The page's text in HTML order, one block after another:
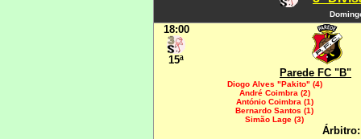
18:00
15ª
Parede FC "B"
Diogo Alves "Pakito" (4)
André Coimbra (2)
António Coimbra (1)
Bernardo Santos (1)
Simão Lage (3)